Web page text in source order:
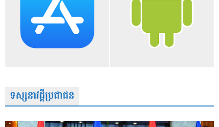
ទស្សនាវដ្តីប្រជាជន